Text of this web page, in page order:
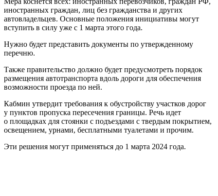
иностранных граждан, лиц без гражданства и других
автовладельцев. Основные положения инициативы могут
вступить в силу уже с 1 марта этого года.
Нужно будет представить документы по утвержденному
перечню.
Также правительство должно будет предусмотреть порядок
размещения автотранспорта вдоль дороги для обеспечения
возможности проезда по ней.
Кабмин утвердит требования к обустройству участков дорог
у пунктов пропуска пересечения границы. Речь идет
о площадках для стоянки с подъездами с твердым покрытием,
освещением, урнами, бесплатными туалетами и прочим.
Эти решения могут применяться до 1 марта 2024 года.